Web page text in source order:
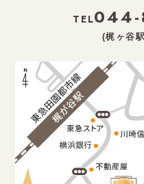
TEL044-
(梶ヶ谷